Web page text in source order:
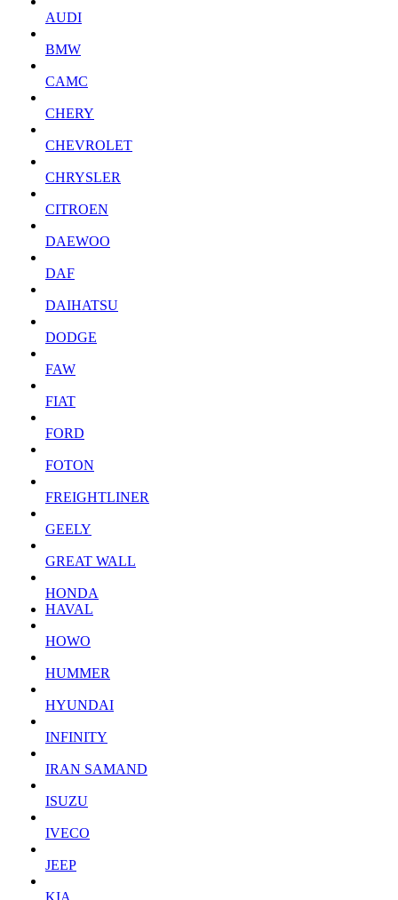
AUDI
BMW
CAMC
CHERY
CHEVROLET
CHRYSLER
CITROEN
DAEWOO
DAF
DAIHATSU
DODGE
FAW
FIAT
FORD
FOTON
FREIGHTLINER
GEELY
GREAT WALL
HONDA
HAVAL
HOWO
HUMMER
HYUNDAI
INFINITY
IRAN SAMAND
ISUZU
IVECO
JEEP
KIA